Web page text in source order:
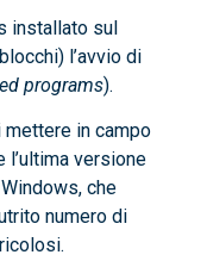
installato sul
l’avvio di
programs).
mettere in campo
l’ultima versione
che
numero di